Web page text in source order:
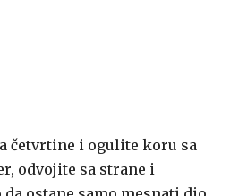
četvrtine i ogulite koru sa
odvojite sa strane i